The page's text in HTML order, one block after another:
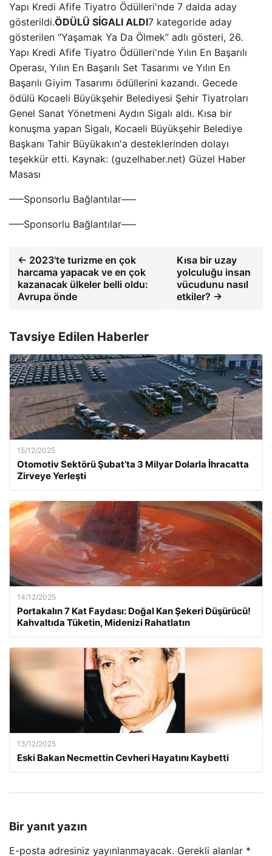
Yapı Kredi Afife Tiyatro Ödülleri'nde 7 dalda aday
gösterildi.ÖDÜLÜ SİGALI ALDI7 kategoride aday
gösterilen “Yaşamak Ya Da Ölmek” adlı gösteri, 26.
Yapı Kredi Afife Tiyatro Ödülleri'nde Yılın En Başarılı
Operası, Yılın En Başarılı Set Tasarımı ve Yılın En
Başarılı Giyim Tasarımı ödüllerini kazandı. Gecede
ödülü Kocaeli Büyükşehir Belediyesi Şehir Tiyatroları
Genel Sanat Yönetmeni Aydın Sigalı aldı. Kısa bir
konuşma yapan Sigalı, Kocaeli Büyükşehir Belediye
Başkanı Tahir Büyükakın'a desteklerinden dolayı
teşekkür etti. Kaynak: (guzelhaber.net) Güzel Haber
Masası
—–Sponsorlu Bağlantılar—–
—–Sponsorlu Bağlantılar—–
← 2023'te turizme en çok
harcama yapacak ve en çok
kazanacak ülkeler belli oldu:
Avrupa önde
Kısa bir uzay
yolculuğu insan
vücudunu nasıl
etkiler? →
Tavsiye Edilen Haberler
15/12/2025
Otomotiv Sektörü Şubat’ta 3 Milyar Dolarla İhracatta
Zirveye Yerleşti
14/12/2025
Portakalın 7 Kat Faydası: Doğal Kan Şekeri Düşürücü!
Kahvaltıda Tüketin, Midenizi Rahatlatın
13/12/2025
Eski Bakan Necmettin Cevheri Hayatını Kaybetti
Bir yanıt yazın
E-posta adresiniz yayınlanmayacak. Gerekli alanlar *